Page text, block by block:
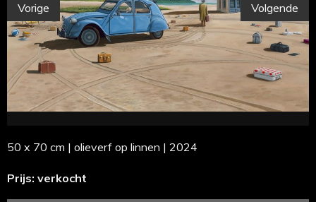
Vorige Volgende
50 x 70 cm | olieverf op linnen | 2024
Prijs: verkocht